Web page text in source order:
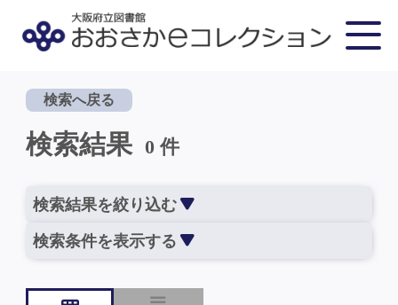
検索へ戻る
検索結果 0 件
検索結果を絞り込む
検索条件を表示する